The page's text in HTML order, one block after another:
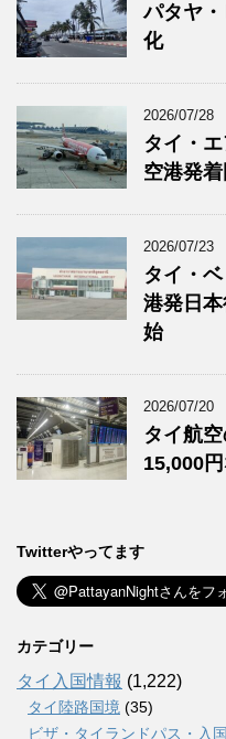
パタヤ
化
2026/07/28
タイ・
空港発
2026/07/23
タイ・
港発日
始
2026/07/20
タイ航
15,000
Twitterやってます
カテゴリー
タイ入国情報 (1,222)
タイ陸路国境 (35)
ビザ・タイランドパス・入